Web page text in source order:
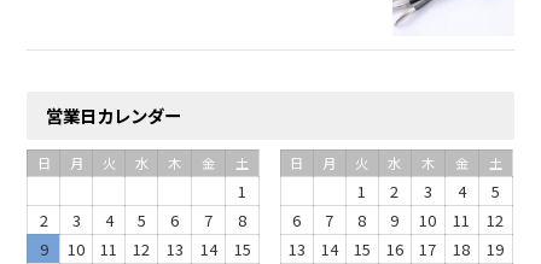
営業日カレンダー
日 月 火 水 木 金 土
1
2
3 4 5 6 7
8
9
10 11 12 13 14
15
日 月 火 水 木 金 土
1 2 3 4
5
6
7 8 9 10 11
12
13
14 15 16 17 18
19